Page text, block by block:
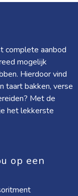
complete aanbod
mogelijk
Hierdoor vind
taart bakken, verse
Met de
het lekkerste
op een